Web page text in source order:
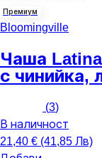
Премиум
Bloomingville
Чаша Latina
с чинийка,
(3)
В наличност
21,40 € (41,85 Лв)